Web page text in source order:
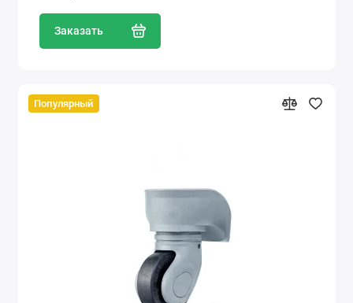
Заказать
Популярный